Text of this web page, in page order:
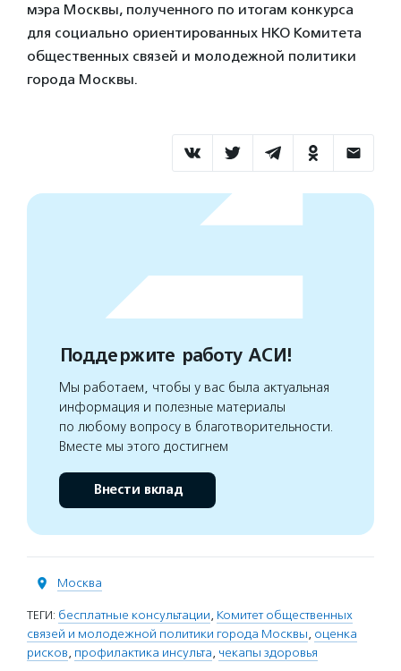
мэра Москвы, полученного по итогам конкурса
для социально ориентированных НКО Комитета
общественных связей и молодежной политики
города Москвы.
Поддержите работу АСИ!
Мы работаем, чтобы у вас была актуальная
информация и полезные материалы
по любому вопросу в благотворительности.
Вместе мы этого достигнем
Внести вклад
Москва
ТЕГИ: бесплатные консультации, Комитет общественных
связей и молодежной политики города Москвы, оценка
рисков, профилактика инсульта, чекапы здоровья